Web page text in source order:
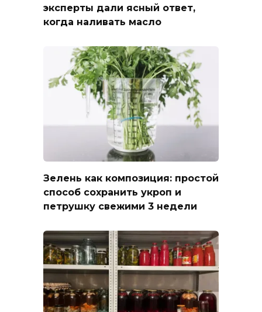
эксперты дали ясный ответ,
когда наливать масло
Зелень как композиция: простой
способ сохранить укроп и
петрушку свежими 3 недели